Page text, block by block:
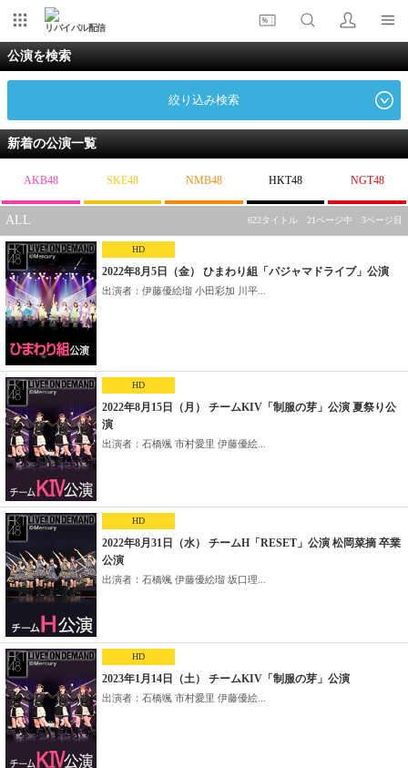
リバイバル配信
公演を検索
絞り込み検索
新着の公演一覧
AKB48 SKE48 NMB48 HKT48 NGT48
ALL 622タイトル 21ページ中 3ページ目
HD
2022年8月5日（金） ひまわり組「パジャマドライブ」公演
出演者：伊藤優絵瑠 小田彩加 川平...
HD
2022年8月15日（月） チームKIV「制服の芽」公演 夏祭り公
演
出演者：石橋颯 市村愛里 伊藤優絵...
HD
2022年8月31日（水） チームH「RESET」公演 松岡菜摘 卒業
公演
出演者：石橋颯 伊藤優絵瑠 坂口理...
HD
2023年1月14日（土） チームKIV「制服の芽」公演
出演者：石橋颯 市村愛里 伊藤優絵...